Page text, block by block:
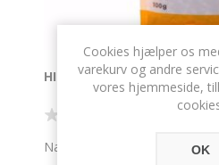
HIRSEKOLBE 100 GR.
Naturens eget slik.
Cookies hjælper os
varekurv og andre
vores hjemmeside,
OK